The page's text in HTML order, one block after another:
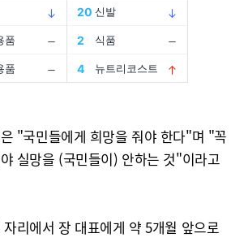
"국민들에게 희망을 줘야 한다"며 "꼭
실망을 (국민들이) 안하는 것"이라고
리에서 장 대표에게 약 5개월 앞으로